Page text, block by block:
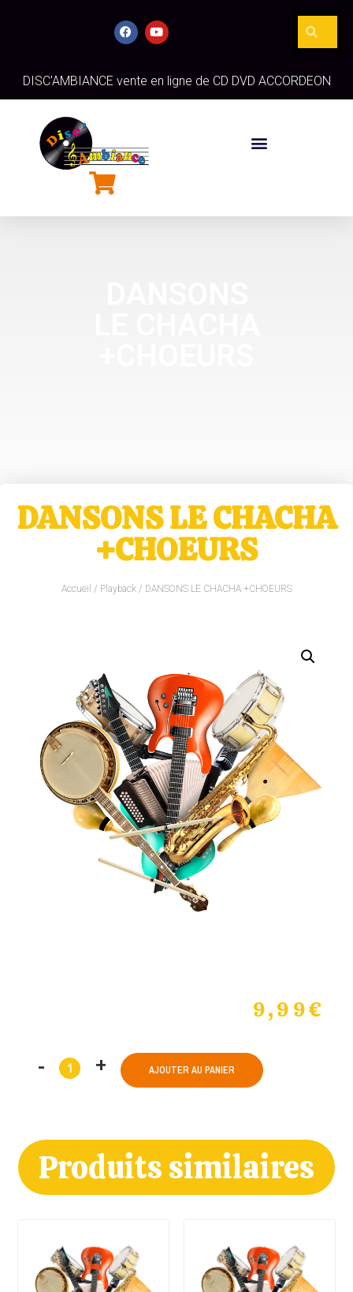
DISC'AMBIANCE vente en ligne de CD DVD ACCORDEON
DANSONS LE CHACHA
+CHOEURS
Accueil / Playback/ DANSONS LE CHACHA +CHOEURS
9,99€
AJOUTER AU PANIER
Produits similaires